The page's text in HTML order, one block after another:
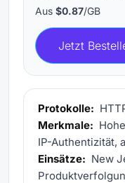
Aus $0.87/GB
Jetzt
Protokolle:
Merkmale:
IP-Authentizität,
Einsätze: New